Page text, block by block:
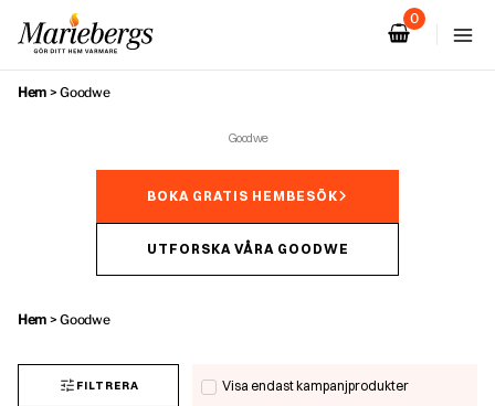
innehåll
Hem >Goodwe
Goodwe
BOKA GRATIS HEMBESÖK
UTFORSKA VÅRA GOODWE
Hem >Goodwe
FILTRERA Visa endast kampanjprodukter